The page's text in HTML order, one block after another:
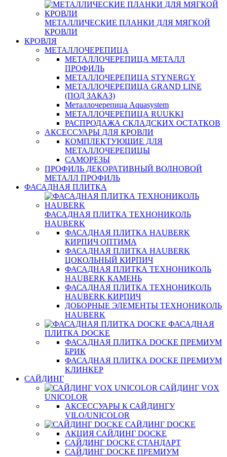
МЕТАЛЛИЧЕСКИЕ ПЛАНКИ ДЛЯ МЯГКОЙ
КРОВЛИ
КРОВЛЯ
МЕТАЛЛОЧЕРЕПИЦА
МЕТАЛЛОЧЕРЕПИЦА МЕТАЛЛ
ПРОФИЛЬ
МЕТАЛЛОЧЕРЕПИЦА STYNERGY
МЕТАЛЛОЧЕРЕПИЦА GRAND LINE
(ПОД ЗАКАЗ)
Металлочерепица Aquasystem
МЕТАЛЛОЧЕРЕПИЦА RUUKKI
РАСПРОДАЖА СКЛАДСКИХ ОСТАТКОВ
АКСЕССУАРЫ ДЛЯ КРОВЛИ
КОМПЛЕКТУЮЩИЕ ДЛЯ
МЕТАЛЛОЧЕРЕПИЦЫ
САМОРЕЗЫ
ПРОФИЛЬ ДЕКОРАТИВНЫЙ ВОЛНОВОЙ
МЕТАЛЛ ПРОФИЛЬ
ФАСАДНАЯ ПЛИТКА
ФАСАДНАЯ ПЛИТКА ТЕХНОНИКОЛЬ
HAUBERK
ФАСАДНАЯ ПЛИТКА HAUBERK
КИРПИЧ ОПТИМА
ФАСАДНАЯ ПЛИТКА HAUBERK
ЦОКОЛЬНЫЙ КИРПИЧ
ФАСАДНАЯ ПЛИТКА ТЕХНОНИКОЛЬ
HAUBERK КАМЕНЬ
ФАСАДНАЯ ПЛИТКА ТЕХНОНИКОЛЬ
HAUBERK КИРПИЧ
ДОБОРНЫЕ ЭЛЕМЕНТЫ ТЕХНОНИКОЛЬ
HAUBERK
ФАСАДНАЯ
ПЛИТКА DOCKE
ФАСАДНАЯ ПЛИТКА DOCKE ПРЕМИУМ
БРИК
ФАСАДНАЯ ПЛИТКА DOCKE ПРЕМИУМ
КЛИНКЕР
САЙДИНГ
САЙДИНГ VOX
UNICOLOR
АКСЕССУАРЫ К САЙДИНГУ
VILO/UNICOLOR
САЙДИНГ DOCKE
АКЦИЯ САЙДИНГ DOCKE
САЙДИНГ DOCKE СТАНДАРТ
САЙДИНГ DOCKE ПРЕМИУМ